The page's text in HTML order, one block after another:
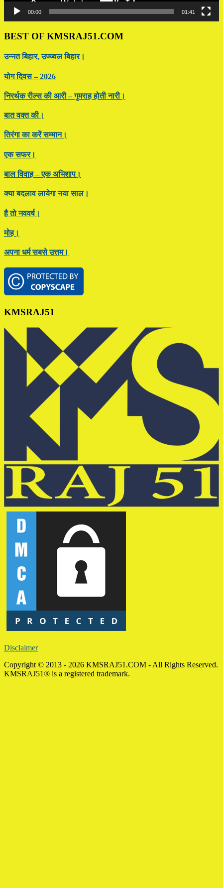
00:00 01:41
BEST OF KMSRAJ51.COM
उन्नत बिहार, उज्ज्वल बिहार।
योग दिवस – 2026
निरर्थक रील्स की आरी – गुमराह होती नारी।
बात वक्त की।
तिरंगा का करें सम्मान।
एक सफर।
बाल विवाह – एक अभिशाप।
क्या बदलाव लायेगा नया साल।
है तो नववर्ष।
मोह।
अपना धर्म सबसे उत्तम।
Footer
KMSRAJ51
Disclaimer
Copyright © 2013 - 2026 KMSRAJ51.COM - All Rights Reserved.
KMSRAJ51® is a registered trademark.